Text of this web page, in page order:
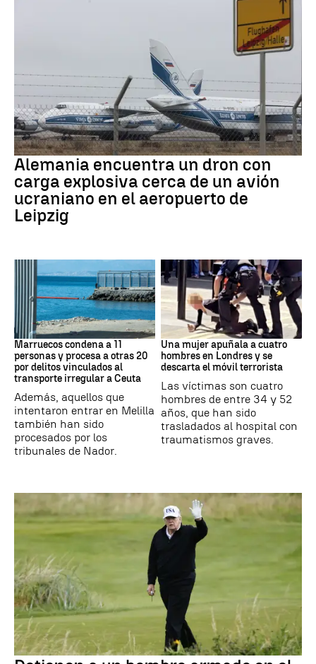
Dron Ucrania
Alemania encuentra un dron con
carga explosiva cerca de un avión
ucraniano en el aeropuerto de
Leipzig
Marruecos
Marruecos condena a 11
personas y procesa a otras 20
por delitos vinculados al
transporte irregular a Ceuta
Además, aquellos que
intentaron entrar en Melilla
también han sido
procesados por los
tribunales de Nador.
Londres
Una mujer apuñala a cuatro
hombres en Londres y se
descarta el móvil terrorista
Las víctimas son cuatro
hombres de entre 34 y 52
años, que han sido
trasladados al hospital con
traumatismos graves.